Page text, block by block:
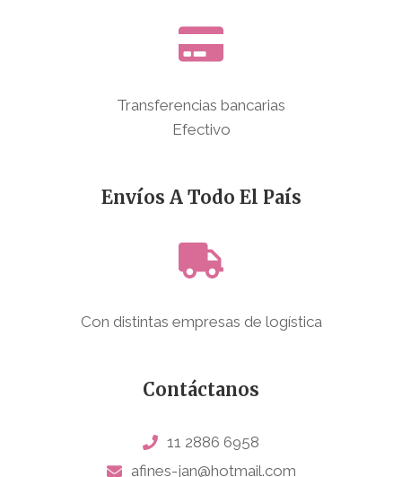
Transferencias bancarias
Efectivo
Envíos A Todo El País
Con distintas empresas de logística
Contáctanos
11 2886 6958
afines-jan@hotmail.com